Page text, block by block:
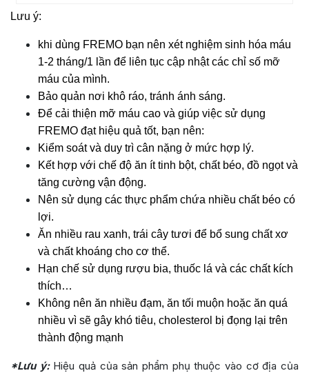
Lưu ý:
khi dùng FREMO bạn nên xét nghiệm sinh hóa máu
1-2 tháng/1 lần để liên tục cập nhật các chỉ số mỡ
máu của mình.
Bảo quản nơi khô ráo, tránh ánh sáng.
Để cải thiện mỡ máu cao và giúp việc sử dụng
FREMO đạt hiệu quả tốt, bạn nên:
Kiểm soát và duy trì cân nặng ở mức hợp lý.
Kết hợp với chế độ ăn ít tinh bột, chất béo, đồ ngọt và
tăng cường vận động.
Nên sử dụng các thực phẩm chứa nhiều chất béo có
lợi.
Ăn nhiều rau xanh, trái cây tươi để bổ sung chất xơ
và chất khoáng cho cơ thể.
Hạn chế sử dụng rượu bia, thuốc lá và các chất kích
thích…
Không nên ăn nhiều đạm, ăn tối muộn hoặc ăn quá
nhiều vì sẽ gây khó tiêu, cholesterol bị đọng lại trên
thành động mạnh
*Lưu ý:Hiệu quả của sản phẩm phụ thuộc vào cơ địa của